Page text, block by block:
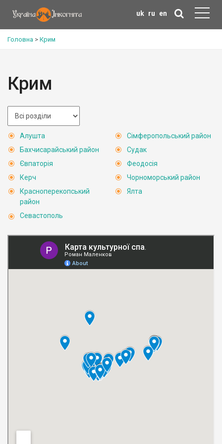
uk ru en
Головна > Крим
Крим
Алушта
Бахчисарайський район
Євпаторія
Керч
Красноперекопський
район
Севастополь
Сімферопольський район
Судак
Феодосія
Чорноморський район
Ялта